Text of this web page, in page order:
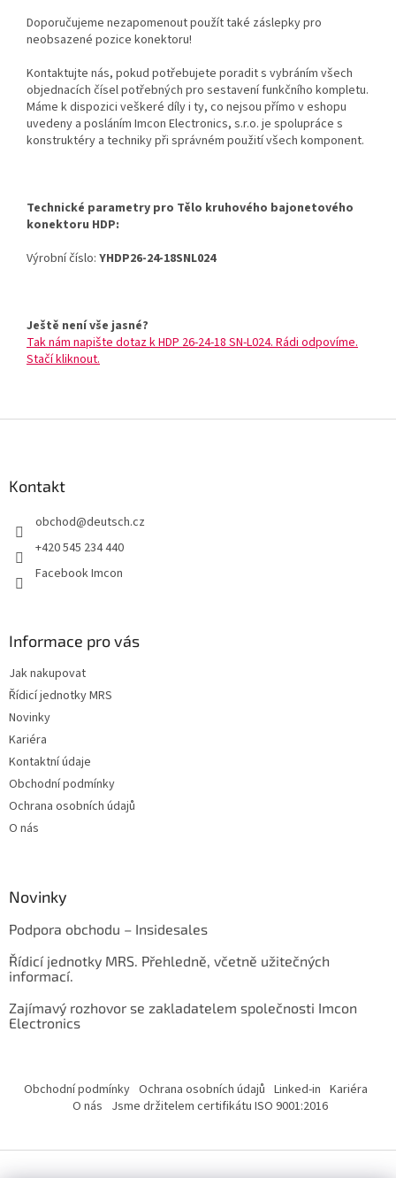
Doporučujeme nezapomenout použít také záslepky pro
neobsazené pozice konektoru!
Kontaktujte nás, pokud potřebujete poradit s vybráním všech
objednacích čísel potřebných pro sestavení funkčního kompletu.
Máme k dispozici veškeré díly i ty, co nejsou přímo v eshopu
uvedeny a posláním Imcon Electronics, s.r.o. je spolupráce s
konstruktéry a techniky při správném použití všech komponent.
Technické parametry pro Tělo kruhového bajonetového
konektoru HDP:
Výrobní číslo: YHDP26-24-18SNL024
Ještě není vše jasné?
Tak nám napište dotaz k HDP 26-24-18 SN-L024. Rádi odpovíme.
Stačí kliknout.
Kontakt
obchod@deutsch.cz
+420 545 234 440
Facebook Imcon
Informace pro vás
Jak nakupovat
Řídicí jednotky MRS
Novinky
Kariéra
Kontaktní údaje
Obchodní podmínky
Ochrana osobních údajů
O nás
Novinky
Podpora obchodu – Insidesales
Řídicí jednotky MRS. Přehledně, včetně užitečných
informací.
Zajímavý rozhovor se zakladatelem společnosti Imcon
Electronics
Obchodní podmínky Ochrana osobních údajů Linked-in Kariéra
O nás Jsme držitelem certifikátu ISO 9001:2016